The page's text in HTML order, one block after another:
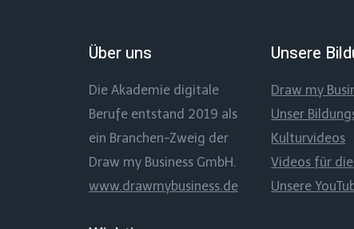
Über uns
Die Akademie digitale
Berufe entstand 2019 als
ein Branchen-Zweig der
Draw my Business GmbH.
www.drawmybusiness.de
Unsere
Draw my
Unser
Kulturvideos
Videos für die
Unsere